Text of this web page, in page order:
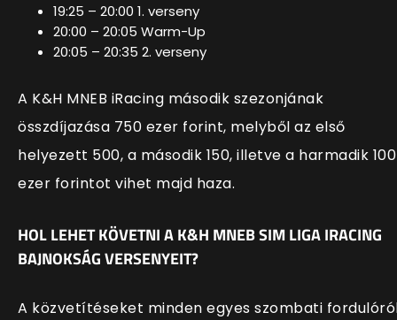
19:25 – 20:00 1. verseny
20:00 – 20:05 Warm-Up
20:05 – 20:35 2. verseny
A K&H MNEB iRacing második szezonjának
összdíjazása 750 ezer forint, melyből az első
helyezett 500, a második 150, illetve a harmadik 100
ezer forintot vihet majd haza.
HOL LEHET KÖVETNI A K&H MNEB SIM LIGA IRACING
BAJNOKSÁG VERSENYEIT?
A közvetítéseket minden egyes szombati